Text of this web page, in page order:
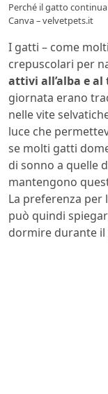
Perché il gatto
Canva – velvetpets.it
I gatti – come
crepuscolari per
attivi all’alba e
giornata erano
nelle vite
luce che
se molti gatti
di sonno a quelle
mantengono
La preferenza per
può quindi
dormire durante